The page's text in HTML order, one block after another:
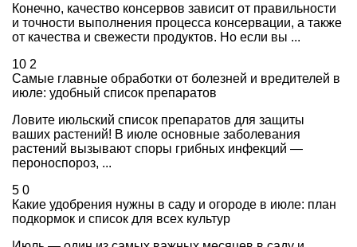
Конечно, качество консервов зависит от правильности
и точности выполнения процесса консервации, а также
от качества и свежести продуктов. Но если вы ...
10 2
Самые главные обработки от болезней и вредителей в
июле: удобный список препаратов
Ловите июльский список препаратов для защиты
ваших растений! В июле основные заболевания
растений вызывают споры грибных инфекций —
пероноспороз, ...
5 0
Какие удобрения нужны в саду и огороде в июле: план
подкормок и список для всех культур